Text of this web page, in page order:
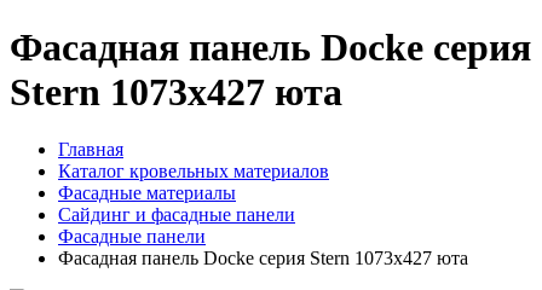
Фасадная панель Docke серия
Stern 1073x427 юта
Главная
Каталог кровельных материалов
Фасадные материалы
Сайдинг и фасадные панели
Фасадные панели
Фасадная панель Docke серия Stern 1073x427 юта